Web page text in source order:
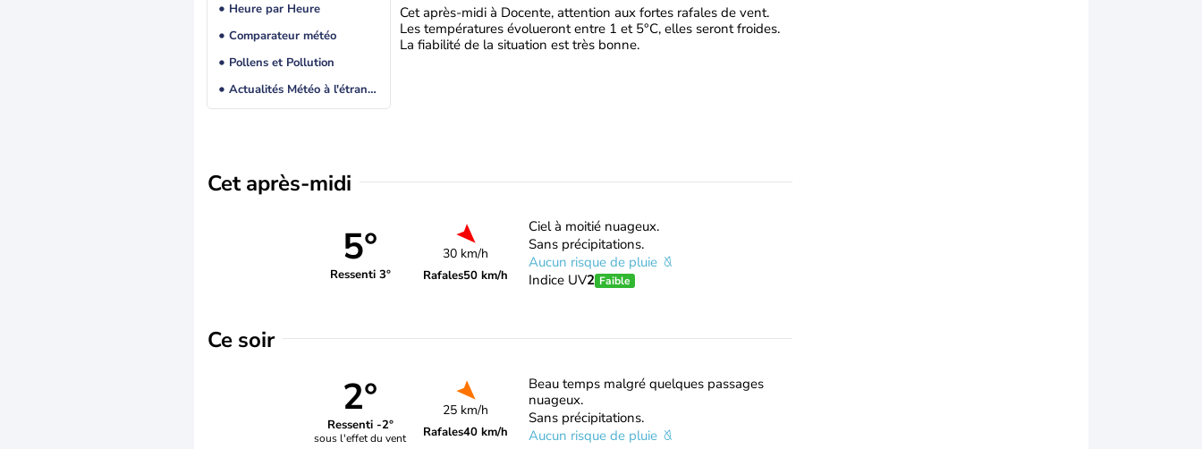
Heure par Heure
Comparateur météo
Pollens et Pollution
Actualités Météo à l'étranger
Cet après-midi à Docente, attention aux fortes rafales de vent.
Les températures évolueront entre 1 et 5°C, elles seront froides.
La fiabilité de la situation est très bonne.
Cet après-midi
5°
Ressenti 3°
30 km/h
Rafales50 km/h
Ciel à moitié nuageux.
Sans précipitations.
Aucun risque de pluie
Indice UV2 Faible
Ce soir
2°
Ressenti -2°
sous l'effet du vent
25 km/h
Rafales40 km/h
Beau temps malgré quelques passages
nuageux.
Sans précipitations.
Aucun risque de pluie